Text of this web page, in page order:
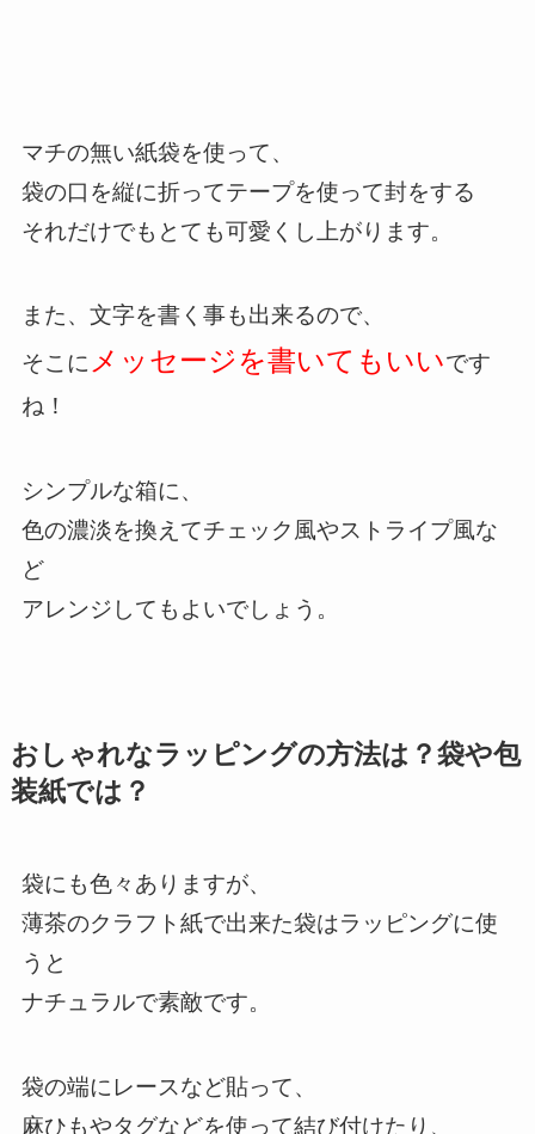
マチの無い紙袋を使って、
袋の口を縦に折ってテープを使って封をする
それだけでもとても可愛くし上がります。
また、文字を書く事も出来るので、
そこに メッセージを書いてもいいです
ね！
シンプルな箱に、
色の濃淡を換えてチェック風やストライプ風な
ど
アレンジしてもよいでしょう。
おしゃれなラッピングの方法は？袋や包
装紙では？
袋にも色々ありますが、
薄茶のクラフト紙で出来た袋はラッピングに使
うと
ナチュラルで素敵です。
袋の端にレースなど貼って、
麻ひもやタグなどを使って結び付けたり、